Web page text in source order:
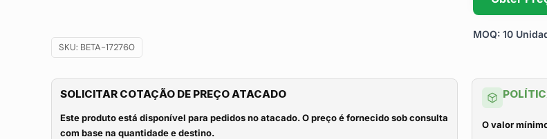
SKU: BETA-172760
MOQ: 10
SOLICITAR COTAÇÃO DE PREÇO ATACADO
Este produto está disponível para pedidos no atacado. O preço é fornecido sob consulta
com base na quantidade e destino.
O valor